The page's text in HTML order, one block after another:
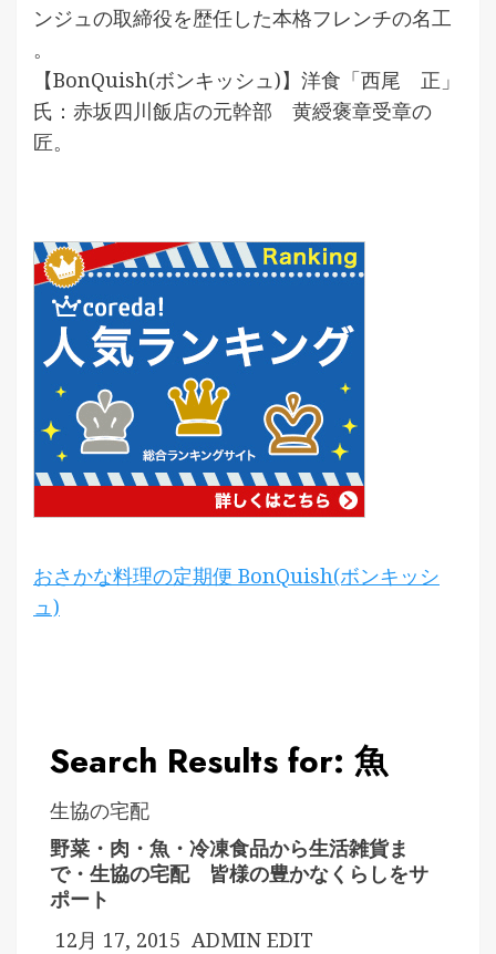
ンジュの取締役を歴任した本格フレンチの名工
。
【BonQuish(ボンキッシュ)】洋食「西尾 正」
氏：赤坂四川飯店の元幹部 黄綬褒章受章の
匠。
おさかな料理の定期便 BonQuish(ボンキッシ
ュ)
Search Results for: 魚
生協の宅配
野菜・肉・魚・冷凍食品から生活雑貨ま
で・生協の宅配 皆様の豊かなくらしをサ
ポート
12月 17, 2015 ADMIN EDIT